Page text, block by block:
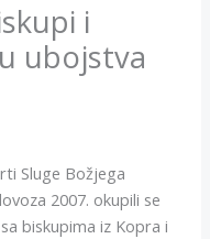
i
ubojstva
Sluge Božjega
2007. okupili se
biskupima iz Kopra i